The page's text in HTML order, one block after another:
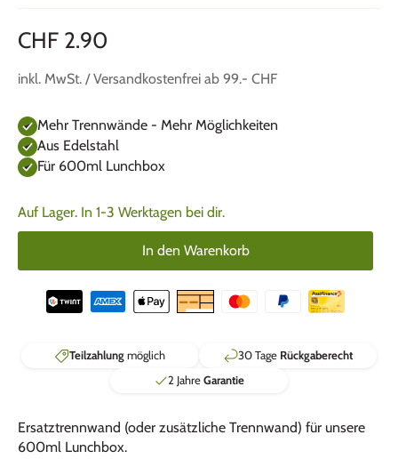
CHF 2.90
inkl. MwSt. / Versandkostenfrei ab 99.- CHF
Mehr Trennwände - Mehr Möglichkeiten
Aus Edelstahl
Für 600ml Lunchbox
Auf Lager. In 1-3 Werktagen bei dir.
In den Warenkorb
Teilzahlungmöglich 30 Tage Rückgaberecht
2 JahreGarantie
Ersatztrennwand (oder zusätzliche Trennwand) für unsere
600ml Lunchbox.